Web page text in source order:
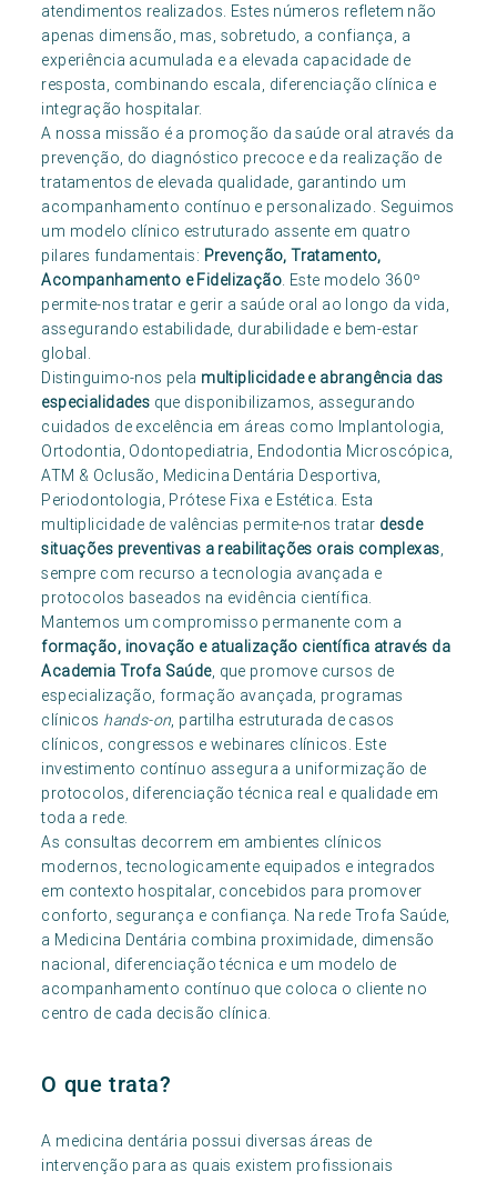
atendimentos realizados. Estes números refletem não
apenas dimensão, mas, sobretudo, a confiança, a
experiência acumulada e a elevada capacidade de
resposta, combinando escala, diferenciação clínica e
integração hospitalar.
A nossa missão é a promoção da saúde oral através da
prevenção, do diagnóstico precoce e da realização de
tratamentos de elevada qualidade, garantindo um
acompanhamento contínuo e personalizado. Seguimos
um modelo clínico estruturado assente em quatro
pilares fundamentais: Prevenção, Tratamento,
Acompanhamento e Fidelização. Este modelo 360º
permite-nos tratar e gerir a saúde oral ao longo da vida,
assegurando estabilidade, durabilidade e bem-estar
global.
Distinguimo-nos pela multiplicidade e abrangência das
especialidades que disponibilizamos, assegurando
cuidados de excelência em áreas como Implantologia,
Ortodontia, Odontopediatria, Endodontia Microscópica,
ATM & Oclusão, Medicina Dentária Desportiva,
Periodontologia, Prótese Fixa e Estética. Esta
multiplicidade de valências permite-nos tratar desde
situações preventivas a reabilitações orais complexas,
sempre com recurso a tecnologia avançada e
protocolos baseados na evidência científica.
Mantemos um compromisso permanente com a
formação, inovação e atualização científica através da
Academia Trofa Saúde, que promove cursos de
especialização, formação avançada, programas
clínicos hands-on, partilha estruturada de casos
clínicos, congressos e webinares clínicos. Este
investimento contínuo assegura a uniformização de
protocolos, diferenciação técnica real e qualidade em
toda a rede.
As consultas decorrem em ambientes clínicos
modernos, tecnologicamente equipados e integrados
em contexto hospitalar, concebidos para promover
conforto, segurança e confiança. Na rede Trofa Saúde,
a Medicina Dentária combina proximidade, dimensão
nacional, diferenciação técnica e um modelo de
acompanhamento contínuo que coloca o cliente no
centro de cada decisão clínica.
O que trata?
A medicina dentária possui diversas áreas de
intervenção para as quais existem profissionais